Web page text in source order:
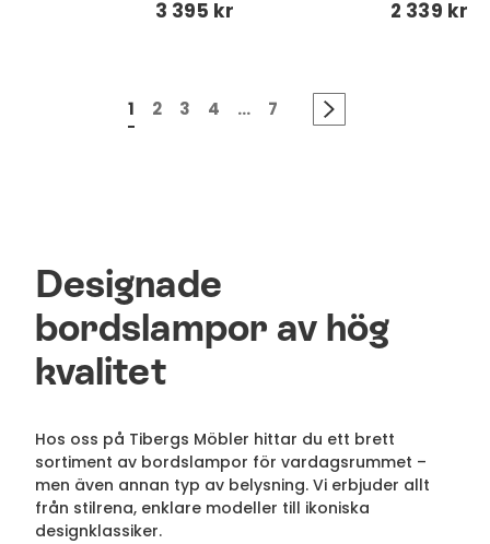
3 395 kr 2 339 kr
1 2 3 4 ... 7
Designade
bordslampor av hög
kvalitet
Hos oss på Tibergs Möbler hittar du ett brett
sortiment av bordslampor för vardagsrummet –
men även annan typ av belysning. Vi erbjuder allt
från stilrena, enklare modeller till ikoniska
designklassiker.